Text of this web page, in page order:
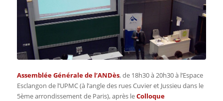
Assemblée Générale de l’ANDès, de 18h30 à 20h30 à l’Espace
Esclangon de l’UPMC (à l’angle des rues Cuvier et Jussieu dans le
5ème arrondissement de Paris), après leColloque